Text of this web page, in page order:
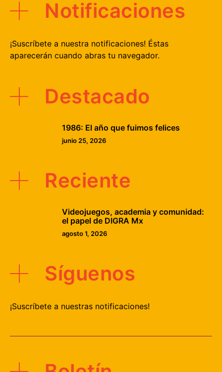
Notificaciones
¡Suscríbete a nuestra notificaciones! Éstas
aparecerán cuando abras tu navegador.
Destacado
1986: El año que fuimos felices
junio 25, 2026
Reciente
Videojuegos, academia y comunidad:
el papel de DIGRA Mx
agosto 1, 2026
Síguenos
¡Suscríbete a nuestras notificaciones!